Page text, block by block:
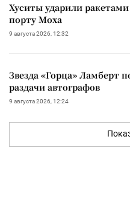
Хуситы ударили
порту Моха
9 августа 2026, 12:32
Звезда «Горца» Ламберт
раздачи автографов
9 августа 2026, 12:24